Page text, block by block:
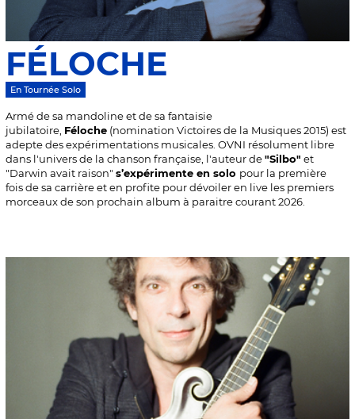
FÉLOCHE
En Tournée Solo
Armé de sa mandoline et de sa fantaisie
jubilatoire, Féloche (nomination Victoires de la Musiques 2015) est
adepte des expérimentations musicales. OVNI résolument libre
dans l'univers de la chanson française, l'auteur de"Silbo" et
"Darwin avait raison" s’expérimente en solo pour la première
fois de sa carrière et en profite pour dévoiler en live les premiers
morceaux de son prochain album à paraitre courant 2026.